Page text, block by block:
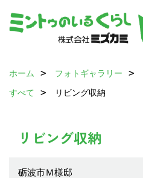
ホーム フォトギャラリー
すべて
リビング収納
リビング収納
砺波市Ｍ様邸